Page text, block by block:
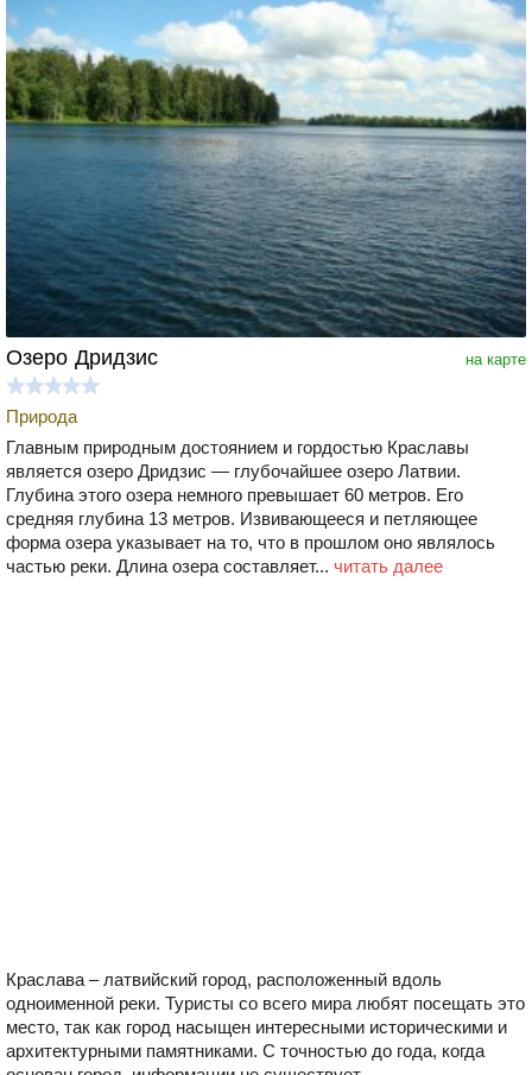
на карте
Озеро Дридзис
Природа
Главным природным достоянием и гордостью Краславы
является озеро Дридзис — глубочайшее озеро Латвии.
Глубина этого озера немного превышает 60 метров. Его
средняя глубина 13 метров. Извивающееся и петляющее
форма озера указывает на то, что в прошлом оно являлось
частью реки. Длина озера составляет... читать далее
Краслава – латвийский город, расположенный вдоль
одноименной реки. Туристы со всего мира любят посещать это
место, так как город насыщен интересными историческими и
архитектурными памятниками. С точностью до года, когда